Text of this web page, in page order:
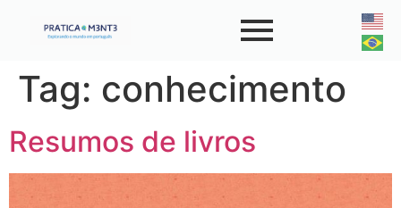
Tag: conhecimento
Resumos de livros